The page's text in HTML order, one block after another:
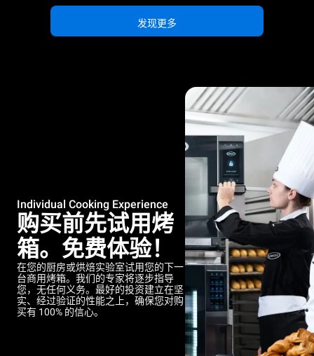
发现更多
Individual Cooking Experience
购买前先试用烤
箱。免费体验！
在您的厨房或烘焙实验室试用您的下一
台商用烤箱。我们的专家将逐步指导
您，无任何义务。最好的投资建立在坚
实、经过验证的性能之上，确保您对购
买有 100% 的信心。